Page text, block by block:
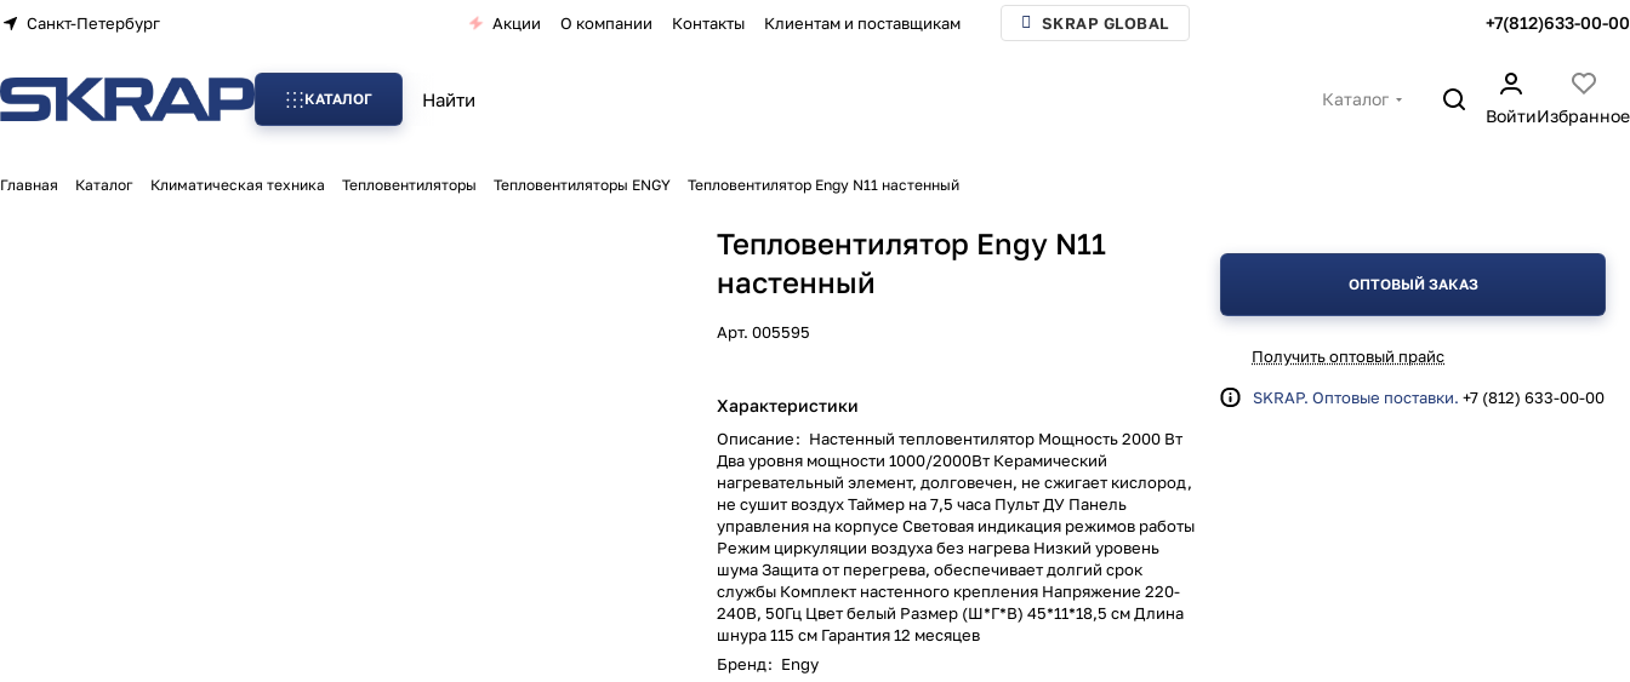
Санкт-Петербург Акции О компании Контакты Клиентам и поставщикам SKRAP GLOBAL +7(812)633-00-00
КАТАЛОГ
Каталог
ВойтиИзбранное
Главная Каталог Климатическая техника Тепловентиляторы Тепловентиляторы ENGY Тепловентилятор Engy N11 настенный
Тепловентилятор Engy N11
настенный
Арт.005595
Характеристики
Описание: Настенный тепловентилятор Мощность 2000 Вт
Два уровня мощности 1000/2000Вт Керамический
нагревательный элемент, долговечен, не сжигает кислород,
не сушит воздух Таймер на 7,5 часа Пульт ДУ Панель
управления на корпусе Световая индикация режимов работы
Режим циркуляции воздуха без нагрева Низкий уровень
шума Защита от перегрева, обеспечивает долгий срок
службы Комплект настенного крепления Напряжение 220-
240В, 50Гц Цвет белый Размер (Ш*Г*В) 45*11*18,5 см Длина
шнура 115 см Гарантия 12 месяцев
Бренд: Engy
ОПТОВЫЙ ЗАКАЗ
Получить оптовый прайс
SKRAP. Оптовые поставки. +7 (812) 633-00-00